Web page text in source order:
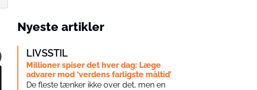
Nyeste artikler
LIVSSTIL
Millioner spiser det hver dag: Læge
advarer mod ‘verdens farligste måltid’
De fleste tænker ikke over det, men en